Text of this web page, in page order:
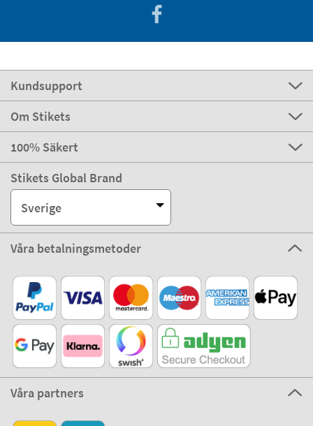
Kundsupport
Om Stikets
100% Säkert
Stikets Global Brand
Sverige
Våra betalningsmetoder
Våra partners